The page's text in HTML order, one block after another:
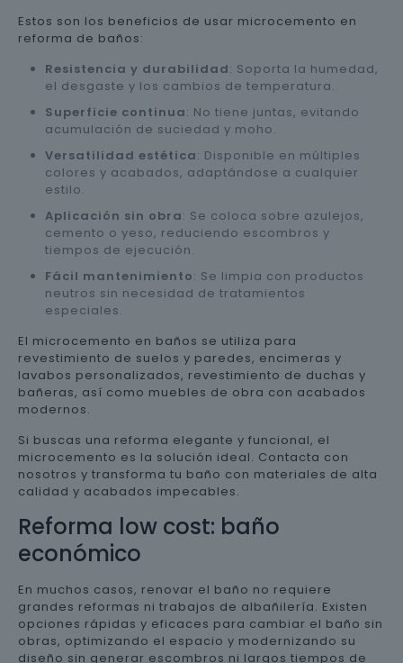
Estos son los beneficios de usar microcemento en
reforma de baños:
Resistencia y durabilidad: Soporta la humedad,
el desgaste y los cambios de temperatura.
Superficie continua: No tiene juntas, evitando
acumulación de suciedad y moho.
Versatilidad estética: Disponible en múltiples
colores y acabados, adaptándose a cualquier
estilo.
Aplicación sin obra: Se coloca sobre azulejos,
cemento o yeso, reduciendo escombros y
tiempos de ejecución.
Fácil mantenimiento: Se limpia con productos
neutros sin necesidad de tratamientos
especiales.
El microcemento en baños se utiliza para
revestimiento de suelos y paredes, encimeras y
lavabos personalizados, revestimiento de duchas y
bañeras, así como muebles de obra con acabados
modernos.
Si buscas una reforma elegante y funcional, el
microcemento es la solución ideal. Contacta con
nosotros y transforma tu baño con materiales de alta
calidad y acabados impecables.
Reforma low cost: baño
económico
En muchos casos, renovar el baño no requiere
grandes reformas ni trabajos de albañilería. Existen
opciones rápidas y eficaces para cambiar el baño sin
obras, optimizando el espacio y modernizando su
diseño sin generar escombros ni largos tiempos de